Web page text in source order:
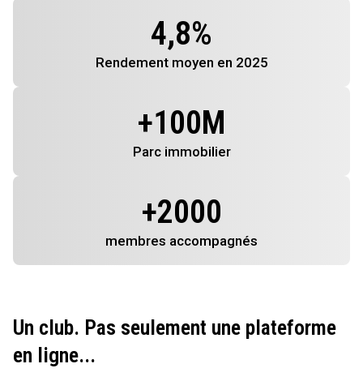
4,8%
Rendement moyen en 2025
+100M
Parc immobilier
+2000
membres accompagnés
Un club. Pas seulement une plateforme
en ligne...